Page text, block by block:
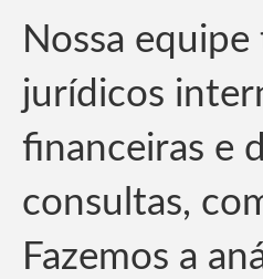
Nossa
jurídicos
financeiras e
consultas,
Fazemos a